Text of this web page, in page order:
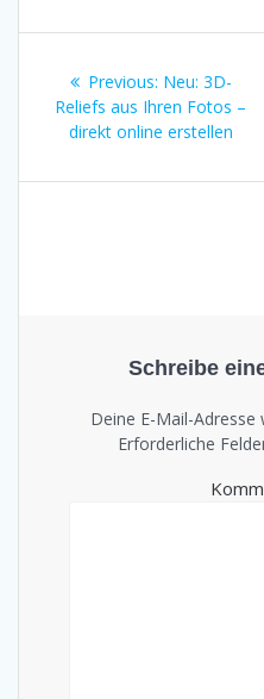
Navigation
Previous: Previous
post:
Neu: 3D-
Reliefs aus Ihren Fotos –
direkt online erstellen
Schreibe
Deine E-Mail-
Erforderliche